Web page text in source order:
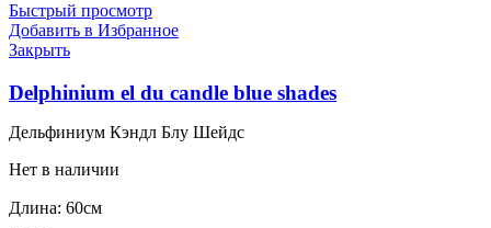
Быстрый просмотр
Добавить в Избранное
Закрыть
Delphinium el du candle blue shades
Дельфиниум Кэндл Блу Шейдс
Нет в наличии
Длина: 60см